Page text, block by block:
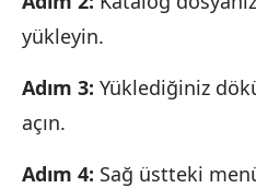
yükleyin.
Adım 3: Yüklediğiniz
açın.
Adım 4: Sağ üstteki